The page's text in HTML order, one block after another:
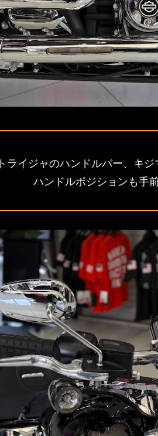
トライジャのハンドルバー、キ
ハンドルポジションも手